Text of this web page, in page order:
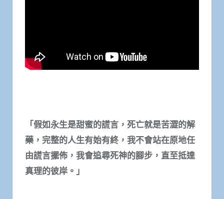
「假如永生是甜蜜的謊言，死亡就是苦澀的解
藥，完整的人生有始有終，我不會站在原地任
由謊言擺佈，我會追尋死神的腳步，直至抵達
真理的彼岸。」